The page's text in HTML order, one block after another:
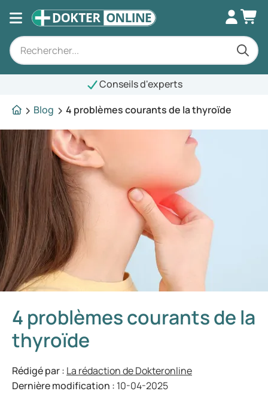
Conseils d'experts
Blog
4 problèmes courants de la thyroïde
4 problèmes courants de la
thyroïde
Rédigé par : La rédaction de Dokteronline
Dernière modification : 10-04-2025